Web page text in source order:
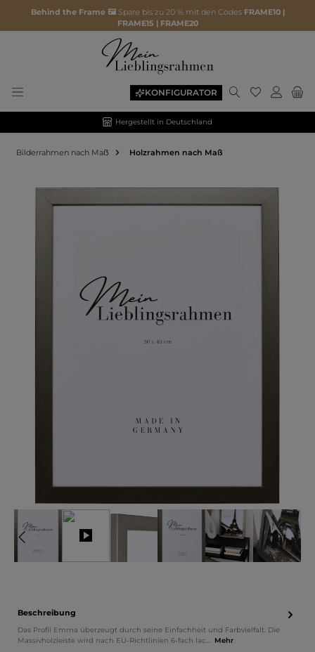
Behind the Frame 🖼️ Spare bis zu 20 % mit den Codes FRAME10 |
FRAME15 | FRAME20
KONFIGURATOR
Hergestellt in Deutschland
Bilderrahmen nach Maẞ Holzrahmen nach Maß
Beschreibung
Das Profil Emma überzeugt durch seine Einfachheit und Farbvielfalt. Die
Massivholzleiste wird nach EU-Richtlinien 6-fach lac… Mehr